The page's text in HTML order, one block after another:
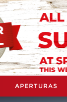
APERTURAS